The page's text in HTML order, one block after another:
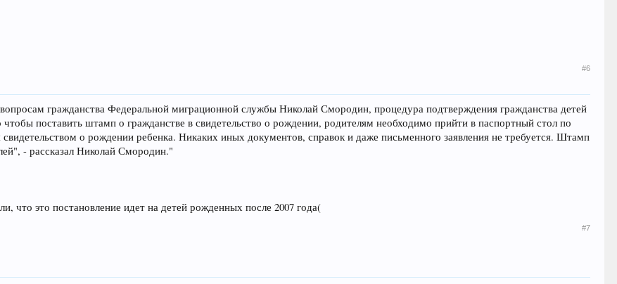
#6
гражданства Федеральной миграционной службы Николай Смородин, процедура подтверждения гражданства детей
поставить штамп о гражданстве в свидетельство о рождении, родителям необходимо прийти в паспортный стол по
о рождении ребенка. Никаких иных документов, справок и даже письменного заявления не требуется. Штамп
- рассказал Николай Смородин."
что это постановление идет на детей рожденных после 2007 года(
#7